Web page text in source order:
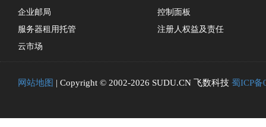
企业邮局
服务器租用托管
云市场
控制面板
注册人权益及责任
网站地图 | Copyright © 2002-2026 SUDU.CN 飞数科技 蜀ICP备